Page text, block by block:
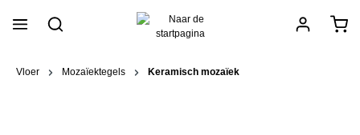
Vloer Mozaïektegels Keramisch mozaïek